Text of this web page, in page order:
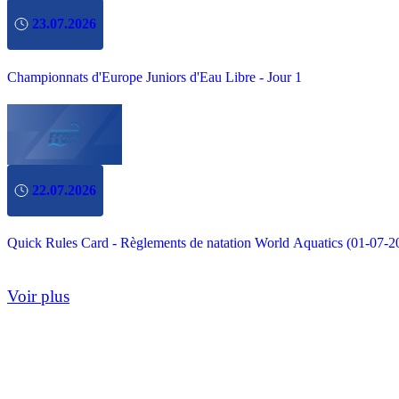
23.07.2026
Championnats d'Europe Juniors d'Eau Libre - Jour 1
22.07.2026
Quick Rules Card - Règlements de natation World Aquatics (01-07-
Voir plus